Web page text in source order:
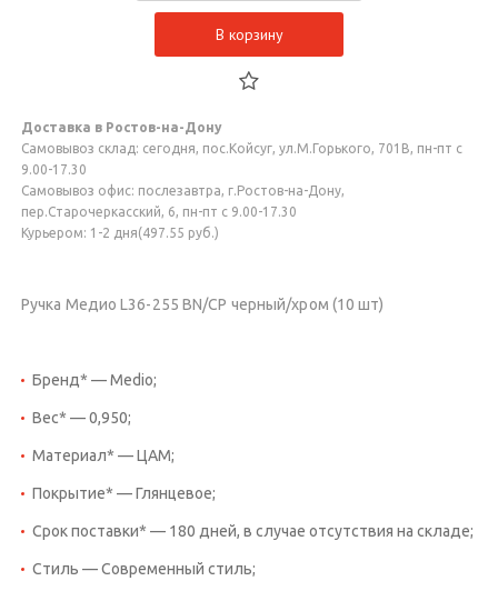
В корзину
Доставка в Ростов-на-Дону
Самовывоз склад: сегодня, пос.Койсуг, ул.М.Горького, 701В, пн-пт с
9.00-17.30
Самовывоз офис: послезавтра, г.Ростов-на-Дону,
пер.Старочеркасский, 6, пн-пт с 9.00-17.30
Курьером: 1-2 дня(497.55 руб.)
Ручка Медио L36-255 BN/CP черный/хром (10 шт)
Бренд* — Medio;
Вес* — 0,950;
Материал* — ЦАМ;
Покрытие* — Глянцевое;
Срок поставки* — 180 дней, в случае отсутствия на складе;
Стиль — Современный стиль;